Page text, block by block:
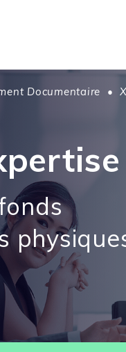
Documentaire •